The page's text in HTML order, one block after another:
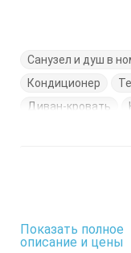
Санузел и душ в
Кондиционер
Диван-кровать
Показать полное
описание и цены